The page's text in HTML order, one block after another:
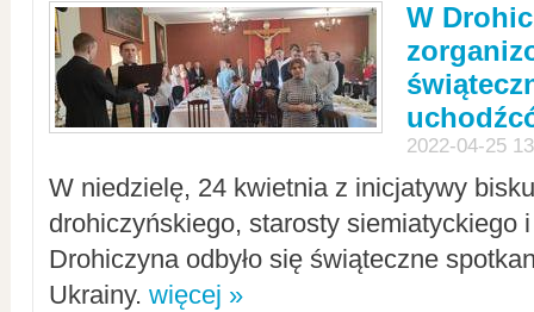
W
2022-04-25
W niedzielę, 24 kwietnia z inicjatywy
drohiczyńskiego, starosty siemiatyckiego
Drohiczyna odbyło się świąteczne
Ukrainy. więcej »